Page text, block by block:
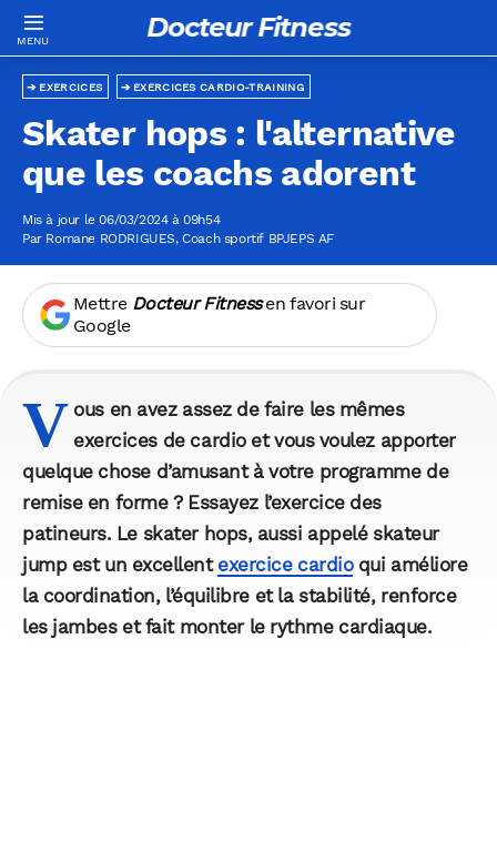
Docteur Fitness
EXERCICES CARDIO-TRAINING
EXERCICES
Skater hops : l'alternative
que les coachs adorent
Mis à jour le 06/03/2024 à 09h54
Par Romane RODRIGUES, Coach sportif BPJEPS AF
Mettre Docteur Fitnessen favori sur
Google
V ous en avez assez de faire les mêmes
exercices de cardio et vous voulez apporter
quelque chose d’amusant à votre programme de
remise en forme ? Essayez l’exercice des
patineurs. Le skater hops, aussi appelé skateur
jump est un excellent exercice cardioqui améliore
la coordination, l’équilibre et la stabilité, renforce
les jambes et fait monter le rythme cardiaque.